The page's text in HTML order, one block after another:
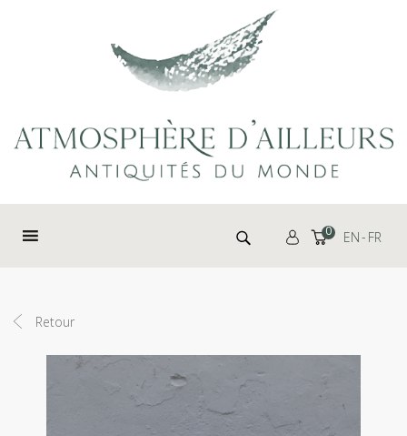
Rechercher : 0 EN FR
Retour